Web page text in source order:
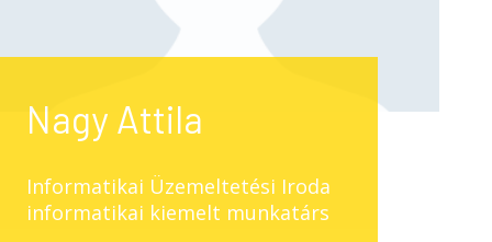
Nagy Attila
Informatikai Üzemeltetési Iroda
informatikai kiemelt munkatárs